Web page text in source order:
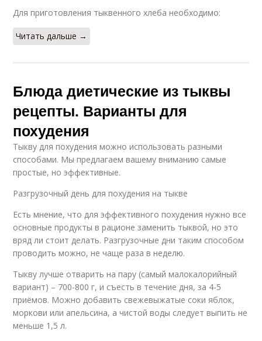
Для приготовления тыквенного хлеба необходимо:
Читать дальше →
Блюда диетические из тыквы
рецепты. Варианты для
похудения
Тыкву для похудения можно использовать разными
способами. Мы предлагаем вашему вниманию самые
простые, но эффективные.
Разгрузочный день для похудения на тыкве
Есть мнение, что для эффективного похудения нужно все
основные продукты в рационе заменить тыквой, но это
вряд ли стоит делать. Разгрузочные дни таким способом
проводить можно, не чаще раза в неделю.
Тыкву лучше отварить на пару (самый малокалорийный
вариант) – 700-800 г, и съесть в течение дня, за 4-5
приёмов. Можно добавить свежевыжатые соки яблок,
моркови или апельсина, а чистой воды следует выпить не
меньше 1,5 л.